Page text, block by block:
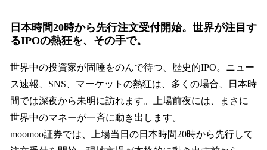
日本時間20時から先行注文受付開始。世界が注目す
るIPOの熱狂を、その手で。
世界中の投資家が固唾をのんで待つ、歴史的IPO。ニュー
ス速報、SNS、マーケットの熱狂は、多くの場合、日本時
間では深夜から未明に訪れます。上場前夜には、まさに
世界中のマネーが一斉に動き出します。
moomoo証券では、上場当日の日本時間20時から先行して